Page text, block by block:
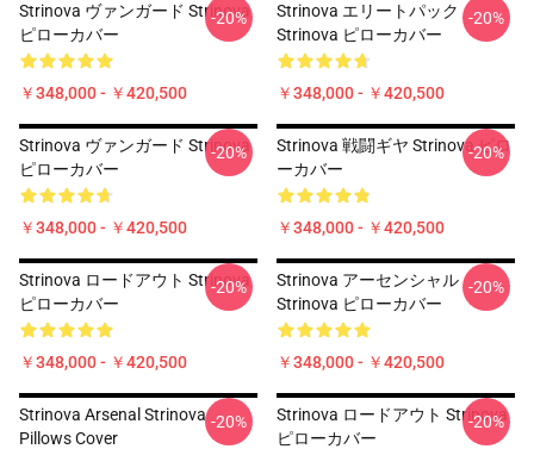
Strinova ヴァンガード Strinova
ピローカバー
￥348,000 - ￥420,500
-20%
Strinova エリートパック
Strinova ピローカバー
￥348,000 - ￥420,500
-20%
Strinova ヴァンガード Strinova
ピローカバー
￥348,000 - ￥420,500
-20%
Strinova 戦闘ギヤ Strinova ピロ
ーカバー
￥348,000 - ￥420,500
-20%
Strinova ロードアウト Strinova
ピローカバー
￥348,000 - ￥420,500
-20%
Strinova アーセンシャル
Strinova ピローカバー
￥348,000 - ￥420,500
-20%
Strinova Arsenal Strinova
Pillows Cover
-20%
Strinova ロードアウト Strinova
ピローカバー
-20%